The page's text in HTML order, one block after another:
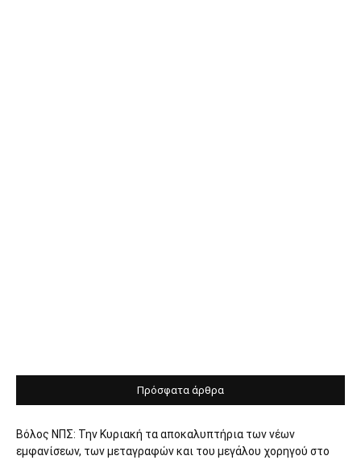
Πρόσφατα άρθρα
Βόλος ΝΠΣ: Την Κυριακή τα αποκαλυπτήρια των νέων
εμφανίσεων, των μεταγραφών και του μεγάλου χορηγού στο